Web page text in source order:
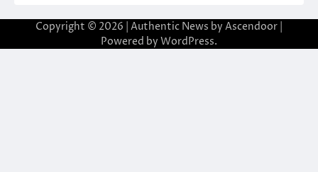
Copyright © 2026 | Authentic News by Ascendoor
Powered by WordPress.